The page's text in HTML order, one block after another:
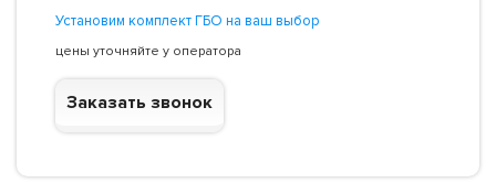
Установим комплект ГБО на ваш выбор
цены уточняйте у оператора
Заказать звонок